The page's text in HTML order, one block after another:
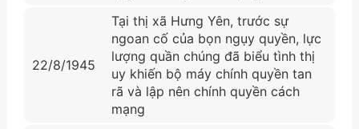
22/8/1945
Tại thị xã Hưng Yên, trước sự
ngoan cố của bọn ngụy quyền, lực
lượng quần chúng đã biểu tình thị
uy khiến bộ máy chính quyền tan
rã và lập nên chính quyền cách
mạng